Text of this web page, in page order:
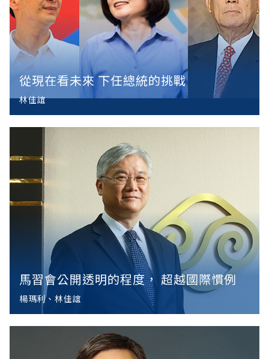
從現在看未來 下任總統的挑戰
林佳誼
馬習會公開透明的程度， 超越國際慣例
楊瑪利、林佳誼